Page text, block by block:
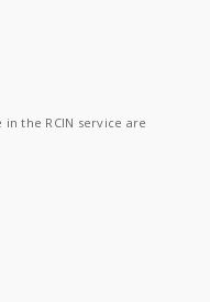
the RCIN service are